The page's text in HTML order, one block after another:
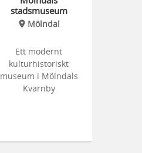
stadsmuseum
Mölndal
Ett modernt
kulturhistoriskt
museum i Mölndals
Kvarnby